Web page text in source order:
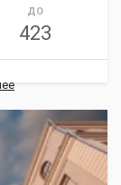
ДО
423